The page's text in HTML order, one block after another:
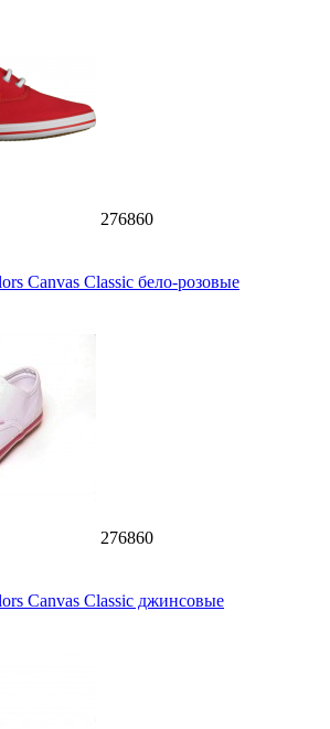
276860
Canvas Classic бело-розовые
276860
Canvas Classic джинсовые